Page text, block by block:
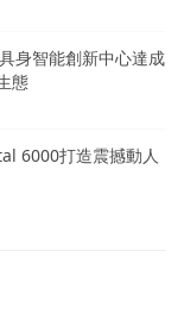
身智能創新中心達成
態
6000打造震撼動人